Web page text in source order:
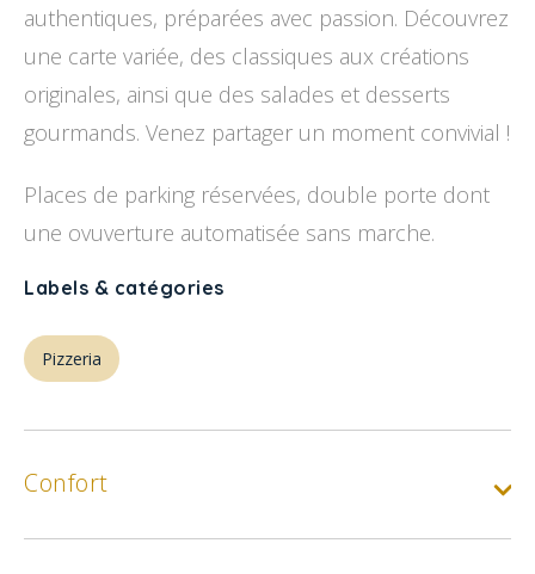
authentiques, préparées avec passion. Découvrez
une carte variée, des classiques aux créations
originales, ainsi que des salades et desserts
gourmands. Venez partager un moment convivial !
Places de parking réservées, double porte dont
une ovuverture automatisée sans marche.
Labels & catégories
Pizzeria
Confort